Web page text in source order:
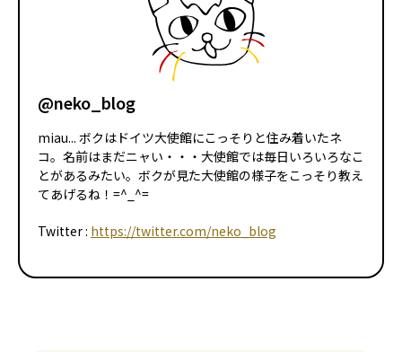
@neko_blog
miau... ボクはドイツ大使館にこっそりと住み着いたネ
コ。名前はまだニャい・・・大使館では毎日いろいろなこ
とがあるみたい。ボクが見た大使館の様子をこっそり教え
てあげるね！=^_^=
Twitter : https://twitter.com/neko_blog